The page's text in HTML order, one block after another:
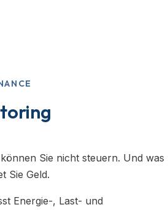
Sie nicht steuern. Und was
Sie Geld.
Energie-, Last- und